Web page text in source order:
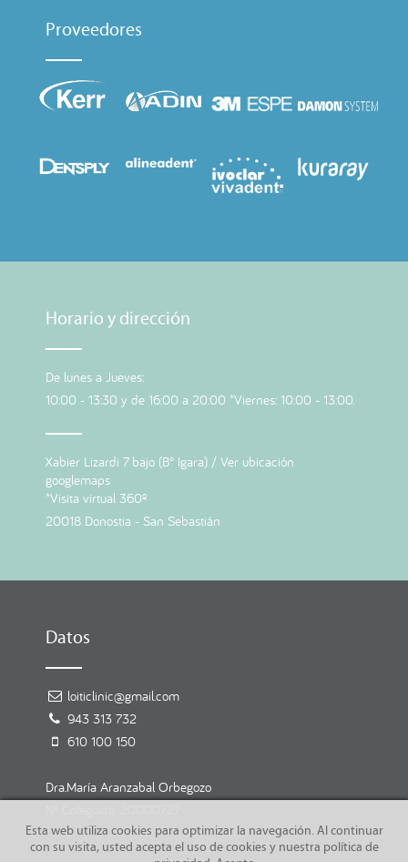
Esta web utiliza cookies para optimizar la navegación. Al continuar
con su visita, usted acepta el uso de cookies y nuestra política de
Proveedores
Horario y dirección
De lunes a Jueves:
10:00 - 13:30 y de 16:00 a 20:00 *Viernes: 10:00 - 13:00.
Xabier Lizardi 7 bajo (B° Igara) / Ver ubicación
googlemaps
*Visita virtual 360º
20018 Donostia - San Sebastián
Datos
loiticlinic@gmail.com
943 313 732
610 100 150
Dra.María Aranzabal Orbegozo